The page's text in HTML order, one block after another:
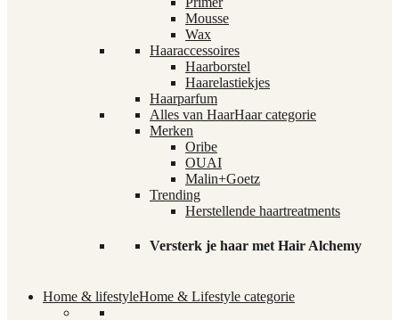
Mousse
Wax
Haaraccessoires
Haarborstel
Haarelastiekjes
Haarparfum
Alles van HaarHaar categorie
Merken
Oribe
OUAI
Malin+Goetz
Trending
Herstellende haartreatments
Versterk je haar met Hair Alchemy
Home & lifestyleHome & Lifestyle categorie